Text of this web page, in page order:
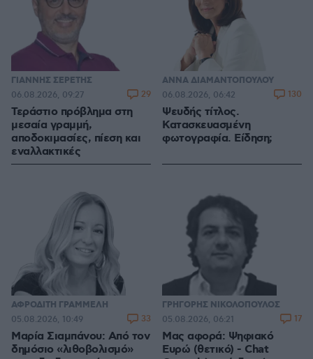
ΓΙΑΝΝΗΣ ΣΕΡΕΤΗΣ
Τεράστιο πρόβλημα στη
μεσαία γραμμή,
αποδοκιμασίες, πίεση και
εναλλακτικές
06.08.2026, 09:27 29
ΑΝΝΑ ΔΙΑΜΑΝΤΟΠΟΥΛΟΥ
Ψευδής τίτλος.
Κατασκευασμένη
φωτογραφία. Είδηση;
06.08.2026, 06:42 130
ΑΦΡΟΔΙΤΗ ΓΡΑΜΜΕΛΗ
Μαρία Σιαμπάνου: Από τον
δημόσιο «λιθοβολισμό»
05.08.2026, 10:49 33
ΓΡΗΓΟΡΗΣ ΝΙΚΟΛΟΠΟΥΛΟΣ
Μας αφορά: Ψηφιακό
Ευρώ (θετικό) - Chat
05.08.2026, 06:21 17